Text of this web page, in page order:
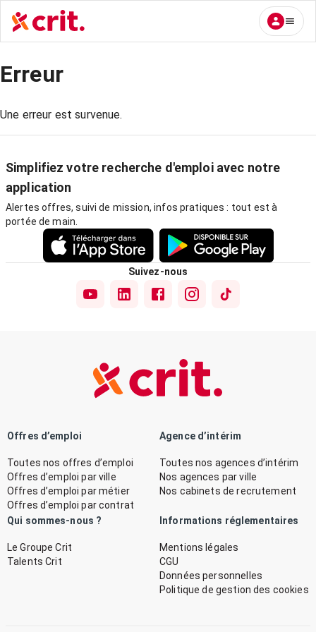
Erreur
Une erreur est survenue.
Simplifiez votre recherche d'emploi avec notre
application
Alertes offres, suivi de mission, infos pratiques : tout est à
portée de main.
Suivez-nous
Offres d’emploi
Toutes nos offres d’emploi
Offres d’emploi par ville
Offres d’emploi par métier
Offres d’emploi par contrat
Agence d’intérim
Toutes nos agences d’intérim
Nos agences par ville
Nos cabinets de recrutement
Qui sommes-nous ?
Le Groupe Crit
Talents Crit
Informations réglementaires
Mentions légales
CGU
Données personnelles
Politique de gestion des cookies